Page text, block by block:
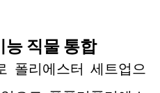
능 직물 통합
폴리에스터 세트업으